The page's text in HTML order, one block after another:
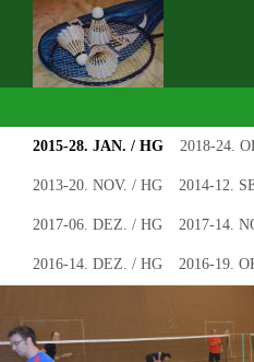
2015-28. JAN. / HG 2018-24.
2013-20. NOV. / HG 2014-12.
2017-06. DEZ. / HG 2017-14.
2016-14. DEZ. / HG 2016-19.